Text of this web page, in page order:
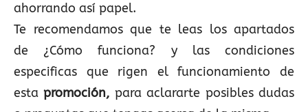
ahorrando así papel.
Te recomendamos que te leas los apartados
de ¿Cómo funciona? y las condiciones
especificas que rigen el funcionamiento de
estapromoción, para aclararte posibles dudas